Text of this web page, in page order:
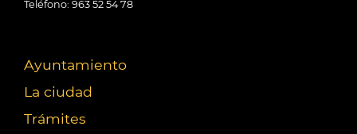
Teléfono: 963 52 54 78
Ayuntamiento
La ciudad
Trámites